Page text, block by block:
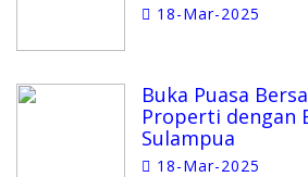
18-Mar-2025
Buka Puasa
Properti dengan
Sulampua
18-Mar-2025